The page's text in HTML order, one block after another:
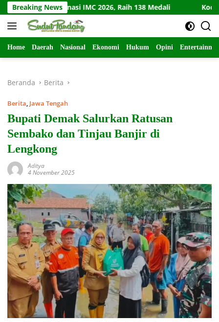
Langsung
ke
konten
Breaking News
Dominasi IMC 2026, Raih 138 Medali Kodim Kediri
Home Daerah Nasional Ekonomi Hukum Opini
Beranda Berita
Berita, Jawa Tengah
Bupati Demak Salurkan Ratusan
Sembako dan Tinjau Banjir di
Lengkong
Aditya
4 November 2025